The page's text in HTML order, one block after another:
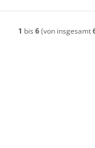
1 bis 6(von insgesamt